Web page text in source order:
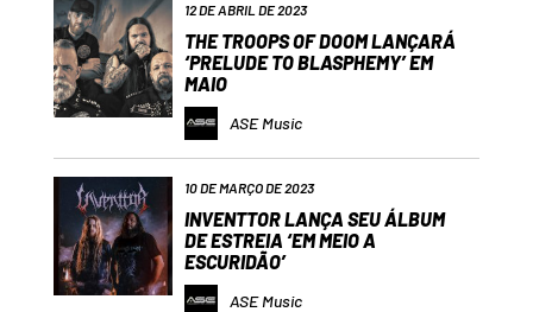
12 DE ABRIL DE 2023
THE TROOPS OF DOOM LANÇARÁ
‘PRELUDE TO BLASPHEMY’ EM
MAIO
ASE Music
10 DE MARÇO DE 2023
INVENTTOR LANÇA SEU ÁLBUM
DE ESTREIA ‘EM MEIO A
ESCURIDÃO’
ASE Music